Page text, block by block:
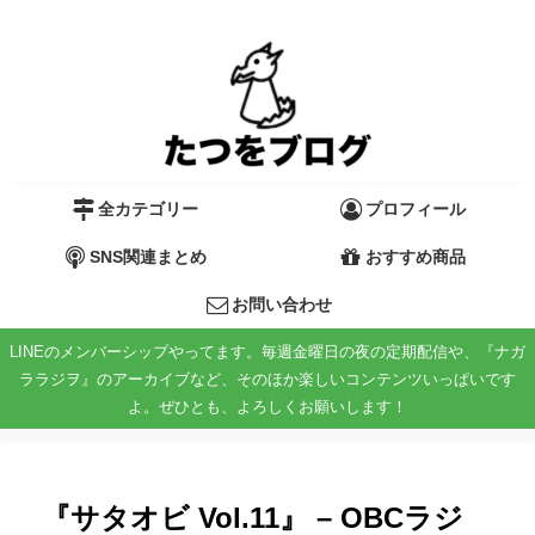
全カテゴリー プロフィール
SNS関連まとめ おすすめ商品
お問い合わせ
LINEのメンバーシップやってます。毎週金曜日の夜の定期配信や、『ナガ
ララジヲ』のアーカイブなど、そのほか楽しいコンテンツいっぱいです
よ。ぜひとも、よろしくお願いします！
『サタオビ Vol.11』 – OBCラジ